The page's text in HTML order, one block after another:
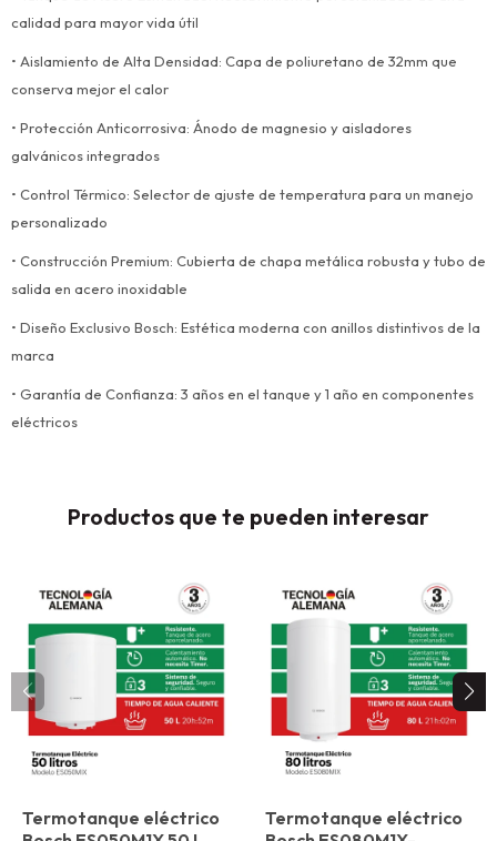
calidad para mayor vida útil
• Aislamiento de Alta Densidad: Capa de poliuretano de 32mm que
conserva mejor el calor
• Protección Anticorrosiva: Ánodo de magnesio y aisladores
galvánicos integrados
• Control Térmico: Selector de ajuste de temperatura para un manejo
personalizado
• Construcción Premium: Cubierta de chapa metálica robusta y tubo de
salida en acero inoxidable
• Diseño Exclusivo Bosch: Estética moderna con anillos distintivos de la
marca
• Garantía de Confianza: 3 años en el tanque y 1 año en componentes
eléctricos
Productos que te pueden interesar
Termotanque eléctrico
Termotanque eléctrico